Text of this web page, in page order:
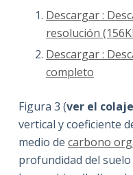
Descargar :
resolución
Descargar :
completo
Figura 3 (ver el
vertical y coeficiente
medio de carbono
profundidad del suelo